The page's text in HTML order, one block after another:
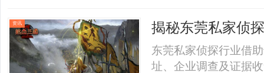
资讯 揭秘东莞私家侦
东莞私家侦探行业借
址、企业调查及证据